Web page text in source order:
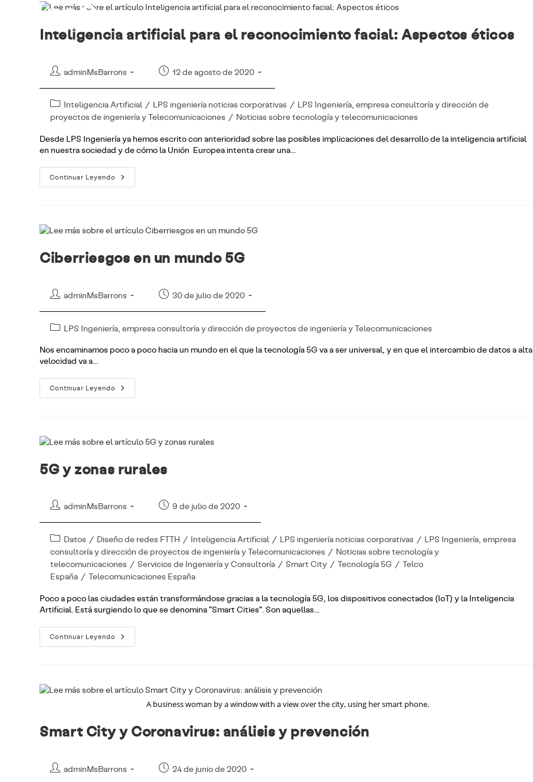
Líneas de negocio LPS Tech
Inteligencia artificial para el reconocimiento facial: Aspectos éticos
Autor
entrada:
adminMsBarrons
Publicación
entrada:
12 de agosto de 2020
Categoría
de
entrada:
Inteligencia Artificial / LPS ingeniería noticias corporativas / LPS Ingeniería, empresa consultoría y dirección de
proyectos de ingeniería y Telecomunicaciones / Noticias sobre tecnología y telecomunicaciones
Desde LPS Ingeniería ya hemos escrito con anterioridad sobre las posibles implicaciones del desarrollo de la inteligencia artificial
en nuestra sociedad y de cómo la Unión Europea intenta crear una…
Continuar Leyendo Inteligencia
Artificial
Aspectos
Éticos
Ciberriesgos en un mundo 5G
Autor
entrada:
adminMsBarrons
Publicación
entrada:
30 de julio de 2020
Categoría
la
entrada:
LPS Ingeniería, empresa consultoría y dirección de proyectos de ingeniería y Telecomunicaciones
Nos encaminamos poco a poco hacia un mundo en el que la tecnología 5G va a ser universal, y en que el intercambio de datos a alta
velocidad va a…
Continuar Leyendo Ciberriesgos
En
5G y zonas rurales
Autor
entrada:
adminMsBarrons
Publicación
entrada:
9 de julio de 2020
Categoría
de
la
entrada:
Datos / Diseño de redes FTTH / Inteligencia Artificial / LPS ingeniería noticias corporativas / LPS Ingeniería, empresa
consultoría y dirección de proyectos de ingeniería y Telecomunicaciones / Noticias sobre tecnología y
telecomunicaciones / Servicios de Ingeniería y Consultoría / Smart City / Tecnología 5G / Telco
España / Telecomunicaciones España
Poco a poco las ciudades están transformándose gracias a la tecnología 5G, los dispositivos conectados (IoT) y la Inteligencia
Artificial. Está surgiendo lo que se denomina "Smart Cities". Son aquellas…
Continuar Leyendo 5G
Y
A business woman by a window with a view over the city, using her smart phone.
Smart City y Coronavirus: análisis y prevención
AutoradminMsBarrons
Publicación
24 de junio de 2020